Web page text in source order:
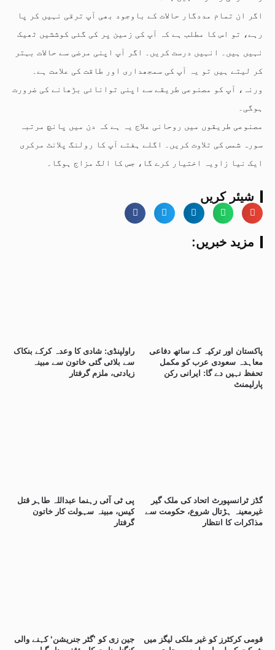
اگر ان تمام مددگار حالات کے باوجود بھی آپ ترقی نہیں کر پا
رہے، تو اس کا مطلب ہے کہ آپ کی زمین پر کی گئی کوششیں ٹھیک
نہیں ہیں۔ انہیں درست کریں۔ اگر آپ اپنی مرضی سے حالات بہتر
کر لیتے ہیں تو یہ آپ کی سمجھداری اور طاقت کی علامت ہے۔
ورنہ، آپ کو مصنوعی طریقے سے اپنی توانائی بڑھانے کی ضرورت
ہوگی۔
مصنوعی طریقوں میں روحانی علاج یہ ہے کہ دن میں پانچ مرتبہ
سورہ شمس کی تلاوت کریں۔ اگلے ہفتے آپ کا رولنگ پلانٹ مرکری
ایک نیا زاویہ اختیار کرے گا، جس کا الگ مزاج ہوگا۔
شیئر کریں
:مزید خبریں
راولپنڈی: شادی کا وعدہ کرکے بنکاک
سے بلائی گئی خاتون سے مبینہ
زیادتی، ملزم گرفتار
پاکستان اور ترکیہ کے ساتھ دفاعی
معاہدہ سعودی عرب کو مکمل
تحفظ نہیں دے گا: ایرانی رکن
پارلیمنٹ
پی ٹی آئی رہنما عبداللہ طاہر قتل
کیس، مبینہ سہولت کار خاتون
گرفتار
گڈز ٹرانسپورٹ اتحاد کی ملک گیر
غیرمعینہ ہڑتال شروع، حکومت سے
مذاکرات کا انتظار
جین زی کو ’گٹر جنریشن‘ کہنے والی
قومی کرکٹرز کو غیر ملکی لیگز میں